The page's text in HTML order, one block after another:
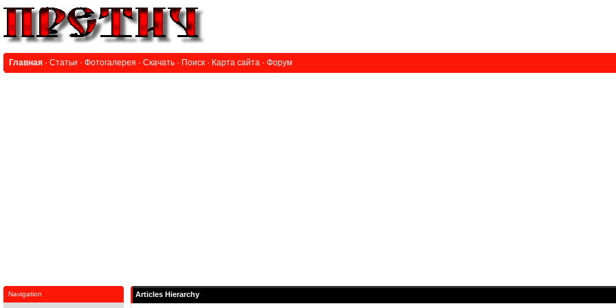
Главная · Статьи · Фотогалерея · Скачать · Поиск · Карта сайта · Форум
Navigation Articles Hierarchy